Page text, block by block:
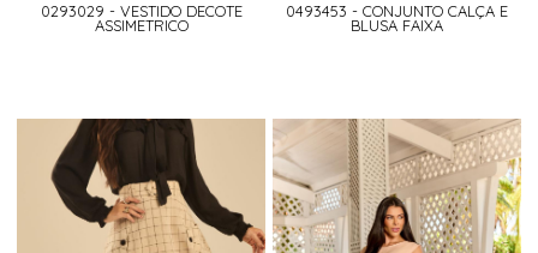
0293029 - VESTIDO DECOTE
ASSIMETRICO
0493453 - CONJUNTO CALÇA E
BLUSA FAIXA